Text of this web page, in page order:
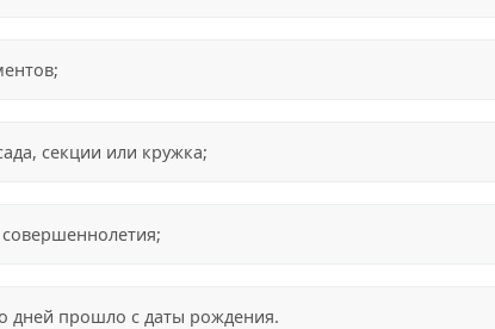
секции или кружка;
дней прошло с даты рождения.